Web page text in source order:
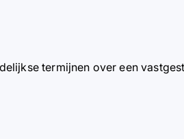
termijnen over een